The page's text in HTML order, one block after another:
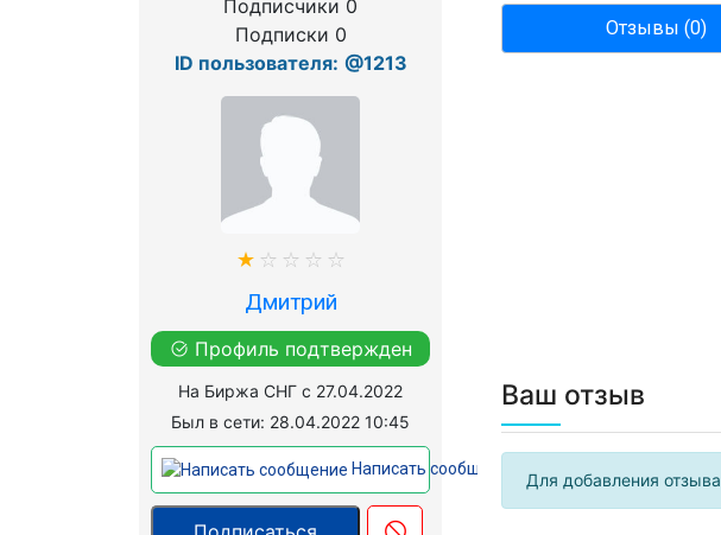
Подписчики 0
Подписки 0
ID пользователя: @1213
Дмитрий
Профиль подтвержден
На Биржа СНГ с 27.04.2022
Был в сети: 28.04.2022 10:45
Написать сообщение
Отзывы (0)
Ваш отзыв
Для добавления отзыва